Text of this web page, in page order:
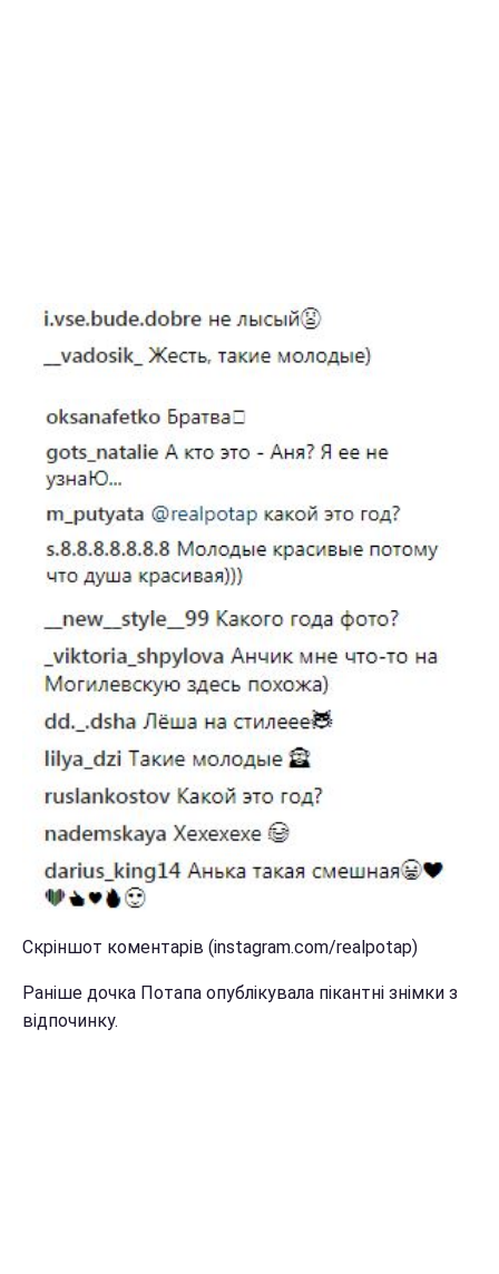
Скріншот коментарів (instagram.com/realpotap)
Раніше дочка Потапа опублікувала пікантні знімки з
відпочинку.